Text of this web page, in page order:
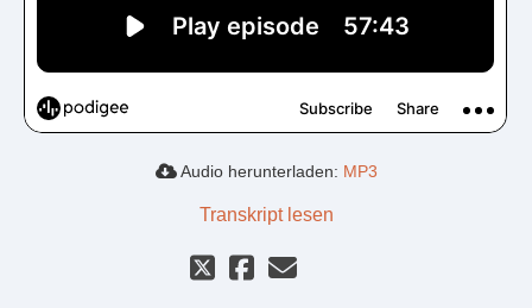
Audio herunterladen: MP3
Transkript lesen